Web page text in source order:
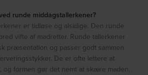
runde middagstallerkener?
er tidløse og alsidige. Den runde
vifte af madretter. Runde tallerkener
præsentation og passer godt sammen
De er ofte lettere at
og formen gør det nemt at skære maden.